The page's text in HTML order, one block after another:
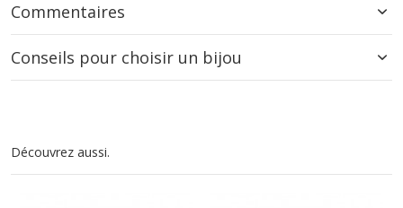
Commentaires
Conseils pour choisir un bijou
Découvrez aussi.